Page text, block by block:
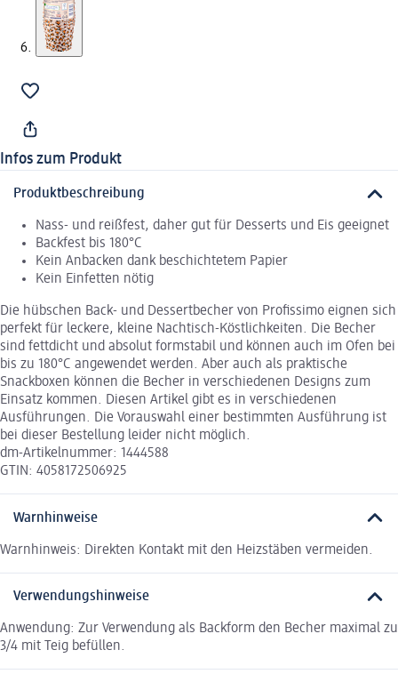
Infos zum Produkt
Produktbeschreibung
Nass- und reißfest, daher gut für Desserts und Eis geeignet
Backfest bis 180°C
Kein Anbacken dank beschichtetem Papier
Kein Einfetten nötig
Die hübschen Back- und Dessertbecher von Profissimo eignen sich
perfekt für leckere, kleine Nachtisch-Köstlichkeiten. Die Becher
sind fettdicht und absolut formstabil und können auch im Ofen bei
bis zu 180°C angewendet werden. Aber auch als praktische
Snackboxen können die Becher in verschiedenen Designs zum
Einsatz kommen. Diesen Artikel gibt es in verschiedenen
Ausführungen. Die Vorauswahl einer bestimmten Ausführung ist
bei dieser Bestellung leider nicht möglich.
dm-Artikelnummer: 1444588
GTIN: 4058172506925
Warnhinweise
Warnhinweis: Direkten Kontakt mit den Heizstäben vermeiden.
Verwendungshinweise
Anwendung: Zur Verwendung als Backform den Becher maximal zu
3/4 mit Teig befüllen.